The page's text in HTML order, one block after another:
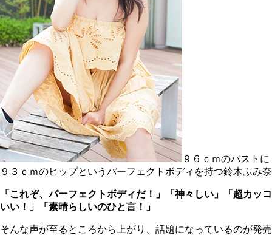
９６ｃｍのバストに
９３ｃｍのヒップというパーフェクトボディを持つ鈴木ふみ奈
「これぞ、パーフェクトボディだ！」「神々しい」「超カッコ
いい！」「素晴らしいのひと言！」
そんな声が至るところから上がり、話題になっているのが発売